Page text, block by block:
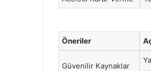
Öneriler
Güvenilir Kaynaklar